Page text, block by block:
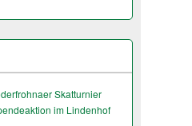
Skatturnier
im Lindenhof